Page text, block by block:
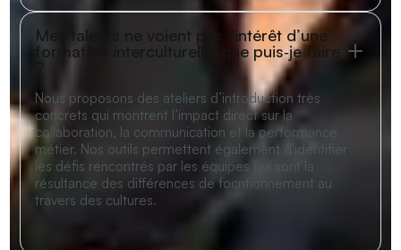
Mes talents ne voient pas l'intérêt d’une
formation interculturelle, que puis‑je faire
Nous proposons des ateliers d’introduction très
concrets qui montrent l’impact direct sur la
collaboration, la communication et la performance
métier. Nos outils permettent également d'identifier
les défis rencontrés par les équipes qui sont la
résultance des différences de focntionnement au
travers des cultures.